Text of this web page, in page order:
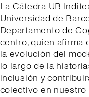
La Cátedra UB
Universidad de
Departamento de
centro, quien afirma
la evolución del
lo largo de la
inclusión y
colectivo en nuestro